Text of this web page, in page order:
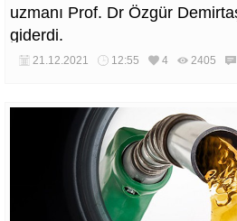
uzmanı Prof. Dr Özgür Demirtaş
giderdi.
21.12.2021 12:55 4 2405